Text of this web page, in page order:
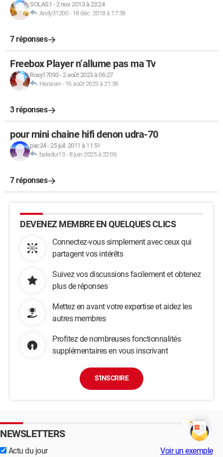
SOLAS1 -2 nov. 2013 à 23:24
Andy31200- 18 déc. 2018 à 17:38
7 réponses
Freebox Player n’allume pas ma Tv
Roxy17093-2 août 2023 à 06:27
Hanaver- 16 août 2023 à 21:36
3 réponses
pour mini chaine hifi denon udra-70
pac24-25 juil. 2011 à 11:51
baladur13- 8 juin 2025 à 22:06
7 réponses
DEVENEZ MEMBRE EN QUELQUES CLICS
Connectez-vous simplement avec ceux qui
partagent vos intérêts
Suivez vos discussions facilement et obtenez
plus de réponses
Mettez en avant votre expertise et aidez les
autres membres
Profitez de nombreuses fonctionnalités
supplémentaires en vous inscrivant
S'INSCRIRE
NEWSLETTERS
Actu du jour Voir un exemple